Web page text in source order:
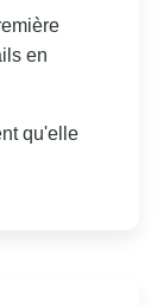
en
qu'elle